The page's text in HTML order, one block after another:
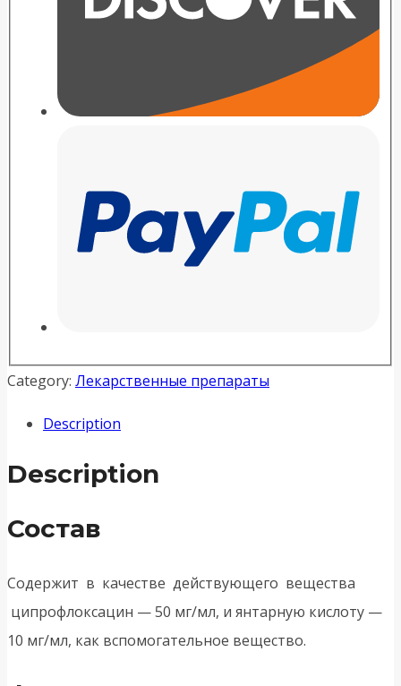
Category: Лекарственные препараты
Description
Description
Состав
Содержит в качестве действующего вещества
ципрофлоксацин — 50 мг/мл, и янтарную кислоту —
10 мг/мл, как вспомогательное вещество.